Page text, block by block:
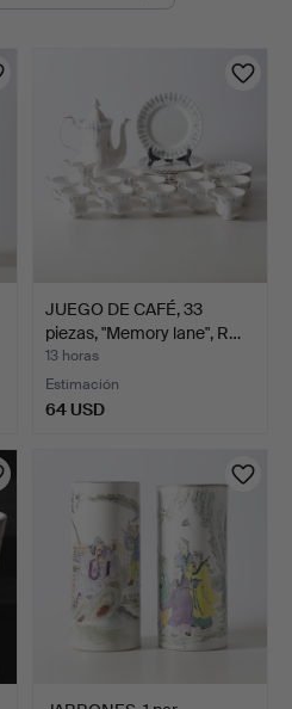
JUEGO DE CAFÉ, 33
piezas, "Memory lane", R…
13 horas
Estimación
64 USD